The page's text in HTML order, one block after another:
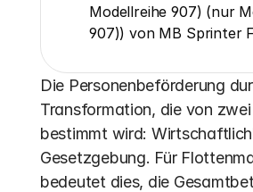
Modellreihe 907) (nur
907)) von MB Sprinter
Die Personenbeförderung
Transformation, die von zwei
bestimmt wird:
Gesetzgebung. Für
bedeutet dies, die